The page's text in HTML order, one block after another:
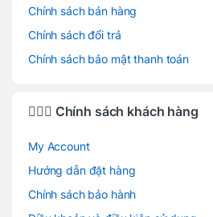
Chính sách bán hàng
Chính sách đổi trả
Chính sách bảo mật thanh toán
🙋🏻‍♂️ Chính sách khách hàng
My Account
Hướng dẫn đặt hàng
Chính sách bảo hành